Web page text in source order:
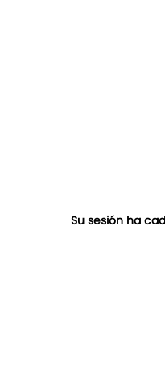
Su sesión ha